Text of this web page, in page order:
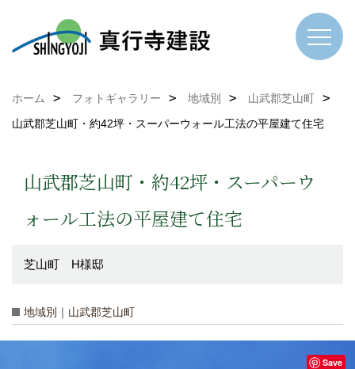
ホーム フォトギャラリー 地域別
山武郡芝山町
山武郡芝山町・約42坪・スーパーウォール工法の平屋建て住宅
山武郡芝山町・約42坪・スーパーウ
ォール工法の平屋建て住宅
芝山町 H様邸
地域別｜山武郡芝山町
Save